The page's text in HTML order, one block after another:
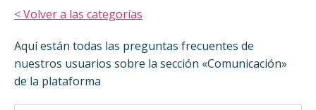
< Volver a las categorías
Aquí están todas las preguntas frecuentes de
nuestros usuarios sobre la sección «Comunicación»
de la plataforma